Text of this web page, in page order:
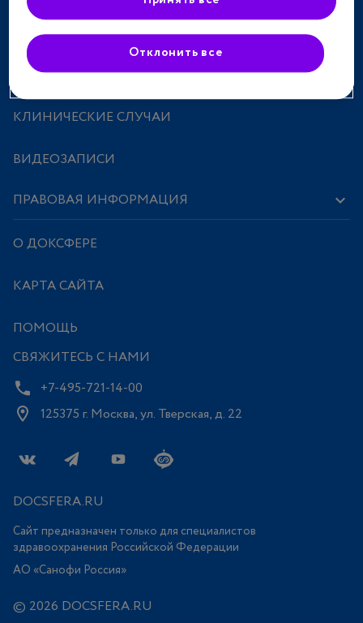
ПРЕПАРАТЫ
ИССЛЕДОВАНИЯ И СТАТЬИ
КЛИНИЧЕСКИЕ СЛУЧАИ
ВИДЕОЗАПИСИ
ПРАВОВАЯ ИНФОРМАЦИЯ
О ДОКСФЕРЕ
КАРТА САЙТА
ПОМОЩЬ
СВЯЖИТЕСЬ С НАМИ
+7-495-721-14-00
125375 г. Москва, ул. Тверская, д. 22
DOCSFERA.RU
Сайт предназначен только для специалистов
здравоохранения Российской Федерации
АО «Санофи Россия»
© 2026 DOCSFERA.RU
Отклонить все